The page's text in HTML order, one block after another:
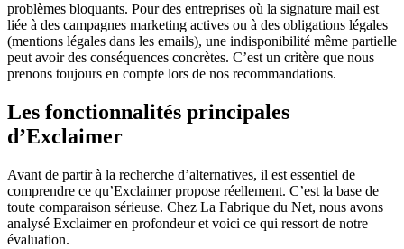
problèmes bloquants. Pour des entreprises où la signature mail est
liée à des campagnes marketing actives ou à des obligations légales
(mentions légales dans les emails), une indisponibilité même partielle
peut avoir des conséquences concrètes. C’est un critère que nous
prenons toujours en compte lors de nos recommandations.
Les fonctionnalités principales
d’Exclaimer
Avant de partir à la recherche d’alternatives, il est essentiel de
comprendre ce qu’Exclaimer propose réellement. C’est la base de
toute comparaison sérieuse. Chez La Fabrique du Net, nous avons
analysé Exclaimer en profondeur et voici ce qui ressort de notre
évaluation.